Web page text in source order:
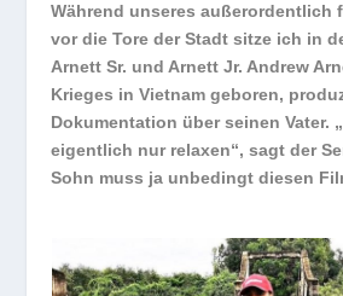
Während unseres außerordentlich
vor die Tore der Stadt sitze ich in
Arnett Sr. und Arnett Jr. Andrew
Krieges in Vietnam geboren,
Dokumentation über seinen Vater.
eigentlich nur relaxen“, sagt der
Sohn muss ja unbedingt diesen